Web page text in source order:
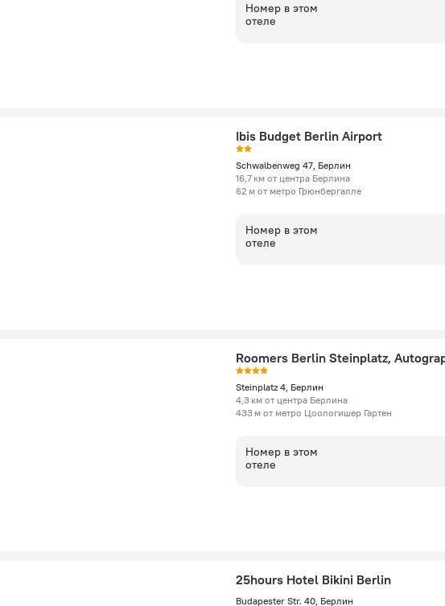
Номер в этом
отеле
Ibis Budget Berlin Airport
Schwalbenweg 47, Берлин
16,7 км от центра Берлина
62 м от метро Грюнбергалле
Номер в этом
отеле
Steinplatz 4, Берлин
4,3 км от центра Берлина
433 м от метро Цоологишер Гартен
Номер в этом
отеле
25hours Hotel Bikini Berlin
Budapester Str. 40, Берлин